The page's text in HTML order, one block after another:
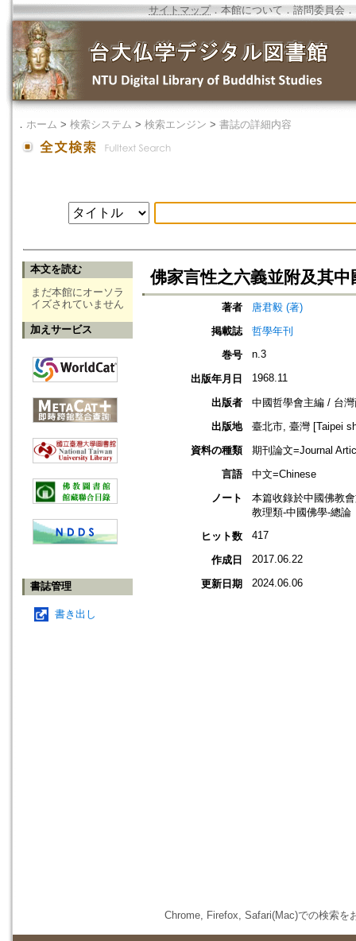
サイトマップ．本館について ． 諮問委員会 ．
． ホーム > 検索システム > 検索エンジン > 書誌の詳細内容
本文を読む
まだ本館にオーソラ
イズされていません
加えサービス
書誌管理
書き出し
佛家言性之六義並附及其
著者
唐君毅 (著)
掲載誌
哲學年刊
巻号
n.3
出版年月日 1968.11
出版者
中國哲學會主編 / 台
出版地
臺北市, 臺灣 [Taipei
資料の種類
期刊論文=Journal
言語
中文=Chinese
ノート
本篇收錄於中國佛教
教理類-中國佛學-總論
ヒット数
417
作成日 2017.06.22
更新日期 2024.06.06
Chrome, Firefox, Safari(Mac)での検索を